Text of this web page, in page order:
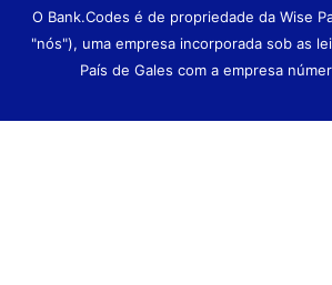
O Bank.Codes é de propriedade da Wise
"nós"), uma empresa incorporada sob as
País de Gales com a empresa